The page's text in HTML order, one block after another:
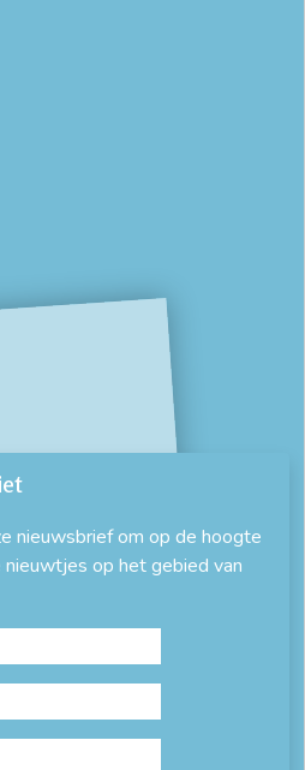
nieuwsbrief om op de hoogte
op het gebied van